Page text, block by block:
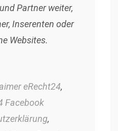
Partner weiter,
Inserenten oder
Websites.
eRecht24,
Facebook
,